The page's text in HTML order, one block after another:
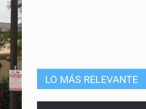
LO MÁS RELEVANTE